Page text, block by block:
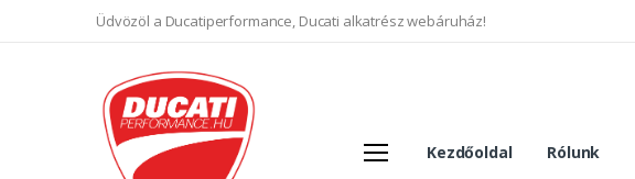
Üdvözöl a Ducatiperformance, Ducati alkatrész webáruház!
Kezdőoldal Rólunk